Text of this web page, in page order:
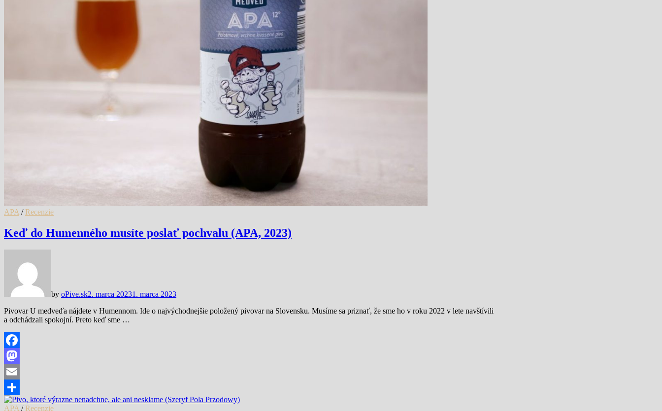
APA / Recenzie
Keď do Humenného musíte poslať pochvalu (APA, 2023)
by oPive.sk2. marca 20231. marca 2023
Pivovar U medveďa nájdete v Humennom. Ide o najvýchodnejšie položený pivovar na Slovensku. Musíme sa priznať, že sme ho v roku 2022 v lete navštívili
a odchádzali spokojní. Preto keď sme …
Facebook
Mastodon
Email
Share
APA / Recenzie